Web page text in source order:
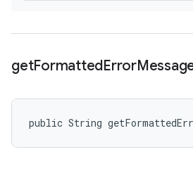
getFormattedError
public String